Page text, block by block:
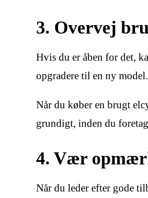
3. Overvej
Hvis du er åben for det,
opgradere til en ny
Når du køber en brugt
grundigt, inden du
4. Vær
Når du leder efter gode